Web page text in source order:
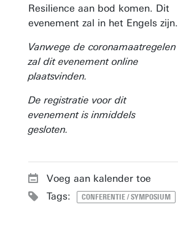
Resilience aan bod komen. Dit
evenement zal in het Engels zijn.
Vanwege de coronamaatregelen
zal dit evenement online
plaatsvinden.
De registratie voor dit
evenement is inmiddels
gesloten.
Voeg aan kalender toe
Tags:
CONFERENTIE / SYMPOSIUM